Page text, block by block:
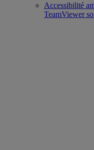
Accessibilité
TeamViewer